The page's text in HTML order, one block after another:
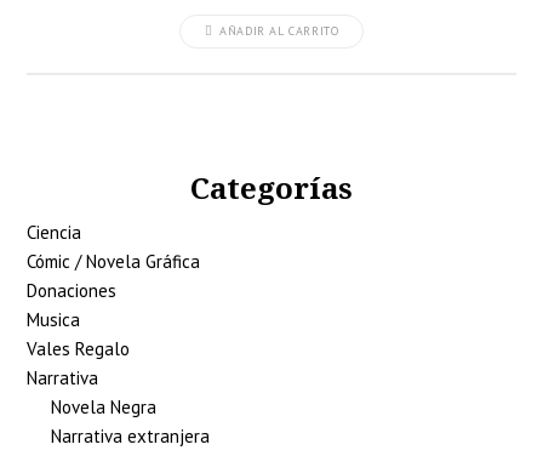
AÑADIR AL CARRITO
Categorías
Ciencia
Cómic / Novela Gráfica
Donaciones
Musica
Vales Regalo
Narrativa
Novela Negra
Narrativa extranjera